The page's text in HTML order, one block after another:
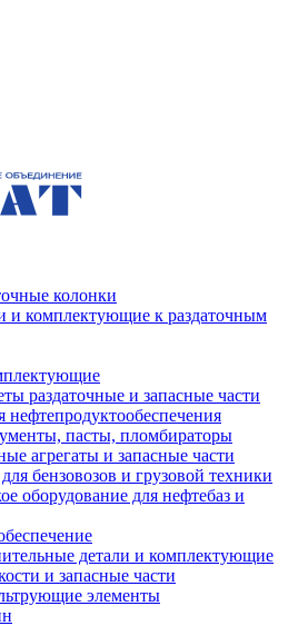
колонки
и комплектующие к раздаточным
раздаточные и запасные части
нефтепродуктообеспечения
пасты, пломбираторы
агрегаты и запасные части
бензовозов и грузовой техники
оборудование для нефтебаз и
детали и комплектующие
и запасные части
элементы